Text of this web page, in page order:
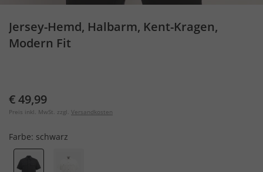
Jersey-Hemd, Halbarm, Kent-Kragen,
Modern Fit
€ 49,99
Preis inkl. MwSt. zzgl. Versandkosten
Farbe: schwarz